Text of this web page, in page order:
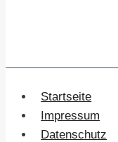
Startseite
Impressum
Datenschutz